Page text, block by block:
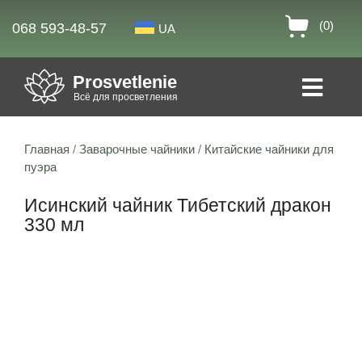
068 593-48-57 UA (0)
Prosvetlenie
Всё для просветления
Главная / Заварочные чайники / Китайские чайники для
пуэра
Исинский чайник Тибетский дракон
330 мл